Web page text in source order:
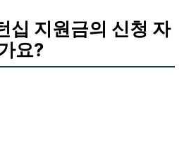
십 지원금의 신청 자
요?